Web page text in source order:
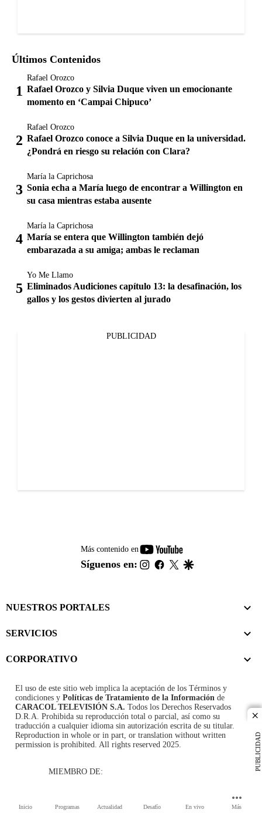
Inicio Programas Actualidad Desafío En vivo Más
PUBLICIDAD
Últimos Contenidos
Rafael Orozco
Rafael Orozco y Silvia Duque viven un emocionante
momento en ‘Campai Chipuco’
Rafael Orozco
Rafael Orozco conoce a Silvia Duque en la universidad.
¿Pondrá en riesgo su relación con Clara?
María la Caprichosa
Sonia echa a María luego de encontrar a Willington en
su casa mientras estaba ausente
María la Caprichosa
María se entera que Willington también dejó
embarazada a su amiga; ambas le reclaman
Yo Me Llamo
Eliminados Audiciones capítulo 13: la desafinación, los
gallos y los gestos divierten al jurado
PUBLICIDAD
Más contenido en
youtube-
footer
Síguenos en: instagram
facebook
twitter
NUESTROS PORTALES
SERVICIOS
CORPORATIVO
El uso de este sitio web implica la aceptación de los Términos y
condiciones y Políticas de Tratamiento de la Información de
CARACOL TELEVISIÓN S.A. Todos los Derechos Reservados
D.R.A. Prohibida su reproducción total o parcial, así como su
traducción a cualquier idioma sin autorización escrita de su titular.
Reproduction in whole or in part, or translation without written
permission is prohibited. All rights reserved 2025.
MIEMBRO DE: